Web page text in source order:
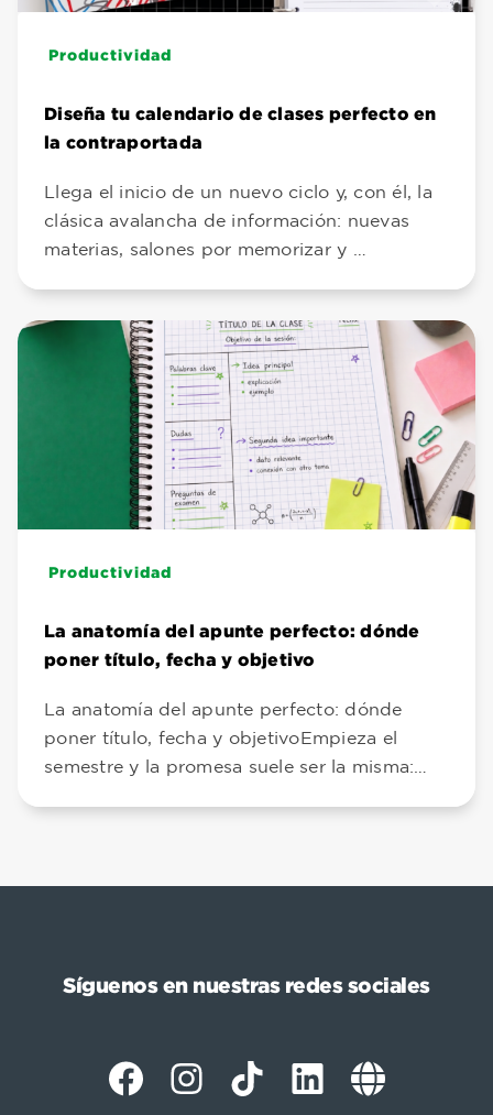
Diseña tu calendario de clases perfecto en
la contraportada
Productividad
Llega el inicio de un nuevo ciclo y, con él, la
clásica avalancha de información: nuevas
materias, salones por memorizar y …
La anatomía del apunte perfecto: dónde
poner título, fecha y objetivo
Productividad
La anatomía del apunte perfecto: dónde
poner título, fecha y objetivoEmpieza el
semestre y la promesa suele ser la misma:
Síguenos en nuestras redes sociales